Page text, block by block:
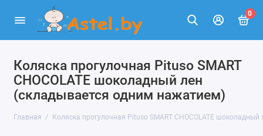
0
Коляска прогулочная Pituso SMART
CHOCOLATE шоколадный лен
(складывается одним нажатием)
Главная Коляска прогулочная Pituso SMART CHOCOLATE